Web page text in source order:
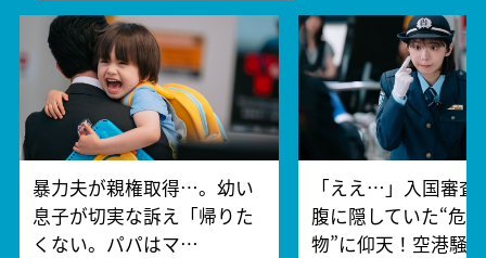
暴力夫が親権取得…。幼い
息子が切実な訴え「帰りた
くない。パパはマ…
「ええ…」入国審査
腹に隠していた“危
物”に仰天！空港騒